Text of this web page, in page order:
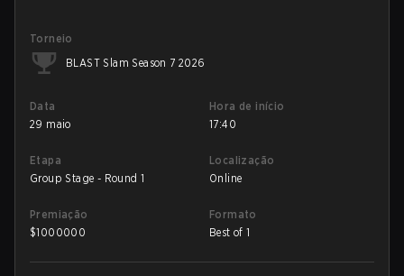
Torneio
BLAST Slam Season 7 2026
Data
29 maio
Hora de início
17:40
Etapa
Group Stage - Round 1
Localização
Online
Premiação
$1000000
Formato
Best of 1